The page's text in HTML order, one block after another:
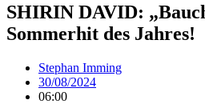
SHIRIN DAVID:
Sommerhit des Jahres!
Stephan Imming
30/08/2024
06:00